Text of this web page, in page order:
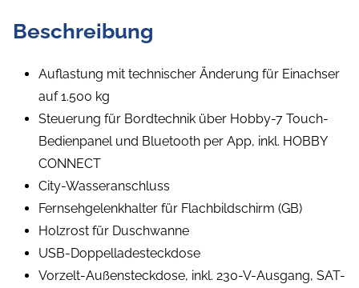
Beschreibung
Auflastung mit technischer Änderung für Einachser
auf 1.500 kg
Steuerung für Bordtechnik über Hobby-7 Touch-
Bedienpanel und Bluetooth per App, inkl. HOBBY
CONNECT
City-Wasseranschluss
Fernsehgelenkhalter für Flachbildschirm (GB)
Holzrost für Duschwanne
USB-Doppelladesteckdose
Vorzelt-Außensteckdose, inkl. 230-V-Ausgang, SAT-